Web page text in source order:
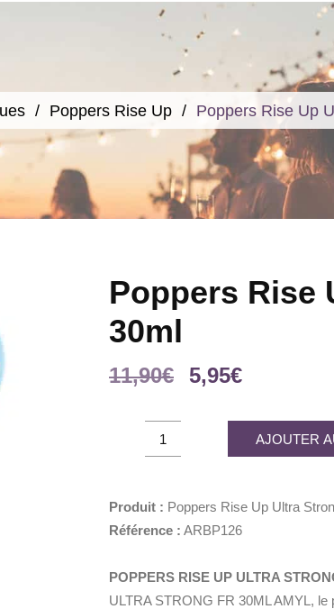
Poppers Rise Up Poppers Rise Up
Poppers Rise
30ml
11,90€
Le
initial
5,95€Le
actuel
est :
Poppers
Rise
Ultra
Strong
quantity
AJOUTER
Produit : Poppers Rise Up Ultra
Référence : ARBP126
POPPERS RISE UP ULTRA
ULTRA STRONG FR 30ML AMYL,